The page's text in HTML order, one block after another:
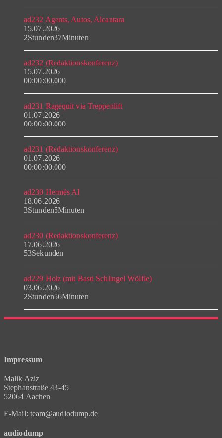
ad232 Agents, Autos, Alcantara
15.07.2026
2Stunden37Minuten
ad232 (Redaktionskonferenz)
15.07.2026
00:00:00.000
ad231 Ragequit via Treppenlift
01.07.2026
00:00:00.000
ad231 (Redaktionskonferenz)
01.07.2026
00:00:00.000
ad230 Hermès AI
18.06.2026
3Stunden5Minuten
ad230 (Redaktionskonferenz)
17.06.2026
53Sekunden
ad229 Holz (mit Basti Schlingel Wölfle)
03.06.2026
2Stunden56Minuten
Impressum
Malik Aziz
Stephanstraße 43-45
52064 Aachen
E-Mail: team@audiodump.de
audiodump